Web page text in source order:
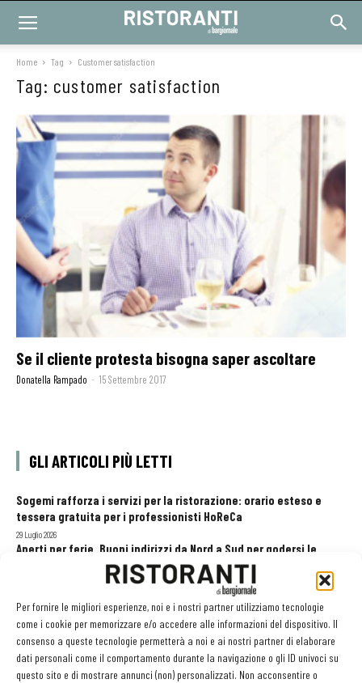
Per fornire le migliori esperienze, noi e i nostri partner utilizziamo tecnologie
come i cookie per memorizzare e/o accedere alle informazioni del dispositivo. Il
consenso a queste tecnologie permetterà a noi e ai nostri partner di elaborare
dati personali come il comportamento durante la navigazione o gli ID univoci su
questo sito e di mostrare annunci (non) personalizzati. Non acconsentire o
Home Tag Customer satisfaction
Tag: customer satisfaction
Se il cliente protesta bisogna saper ascoltare
Donatella Rampado - 15 Settembre 2017
GLI ARTICOLI PIÙ LETTI
Sogemi rafforza i servizi per la ristorazione: orario esteso e
tessera gratuita per i professionisti HoReCa
29 Luglio 2026
Aperti per ferie. Buoni indirizzi da Nord a Sud per godersi le
vacanze (o da scorprire se si è in vacanza)
Recensioni online, Fipe e le associazioni del turismo chiedono
modifiche alle Linee Guida dell’Antitrust
20 Luglio 2026